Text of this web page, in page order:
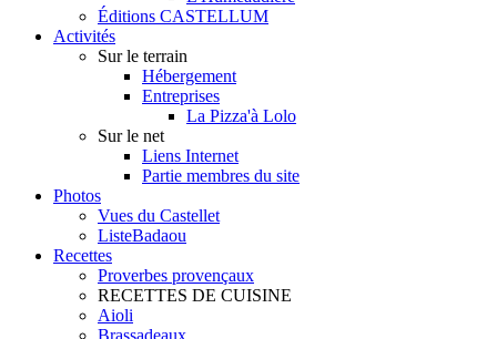
Éditions CASTELLUM
Activités
Sur le terrain
Hébergement
Entreprises
La Pizza'à Lolo
Sur le net
Liens Internet
Partie membres du site
Photos
Vues du Castellet
ListeBadaou
Recettes
Proverbes provençaux
RECETTES DE CUISINE
Aioli
Brassadeaux